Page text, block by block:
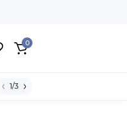
0
1/3